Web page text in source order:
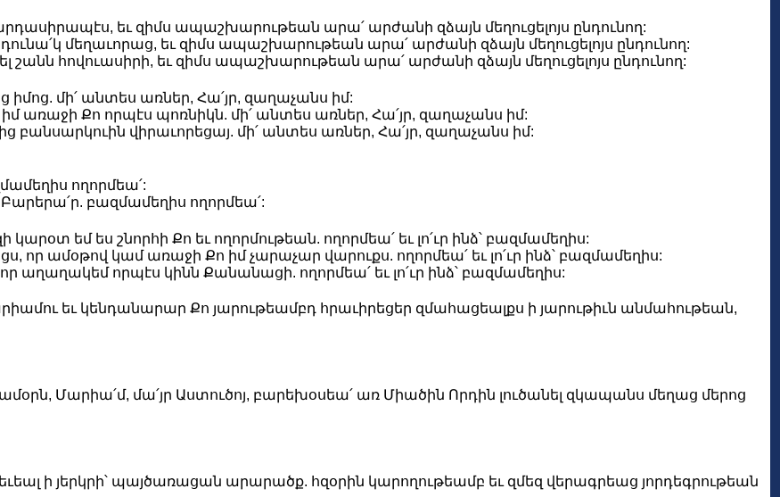
եւ զիմս ապաշխարութեան արա՛ արժանի զձայն մեղուցելոյս ընդունող:
մեղաւորաց, եւ զիմս ապաշխարութեան արա՛ արժանի զձայն մեղուցելոյս ընդունող:
հովուասիրի, եւ զիմս ապաշխարութեան արա՛ արժանի զձայն մեղուցելոյս ընդունող:
մի՛ անտես առներ, Հա՛յր, զաղաչանս իմ:
առաջի Քո որպէս պոռնիկն. մի՛ անտես առներ, Հա՛յր, զաղաչանս իմ:
բանսարկուին վիրաւորեցայ. մի՛ անտես առներ, Հա՛յր, զաղաչանս իմ:
ողորմեա՛:
բազմամեղիս ողորմեա՛:
եմ ես շնորհի Քո եւ ողորմութեան. ողորմեա՛ եւ լո՛ւր ինձ՝ բազմամեղիս:
որ ամօթով կամ առաջի Քո իմ չարաչար վարուքս. ողորմեա՛ եւ լո՛ւր ինձ՝ բազմամեղիս:
աղաղակեմ որպէս կինն Քանանացի. ողորմեա՛ եւ լո՛ւր ինձ՝ բազմամեղիս:
եւ կենդանարար Քո յարութեամբդ հրաւիրեցեր զմահացեալքս ի յարութիւն անմահութեան,
Մարիա՛մ, մա՛յր Աստուծոյ, բարեխօսեա՛ առ Միածին Որդին լուծանել զկապանս մեղաց մերոց
ի յերկրի՝ պայծառացան արարածք. հզօրին կարողութեամբ եւ զմեզ վերագրեաց յորդեգրութեան